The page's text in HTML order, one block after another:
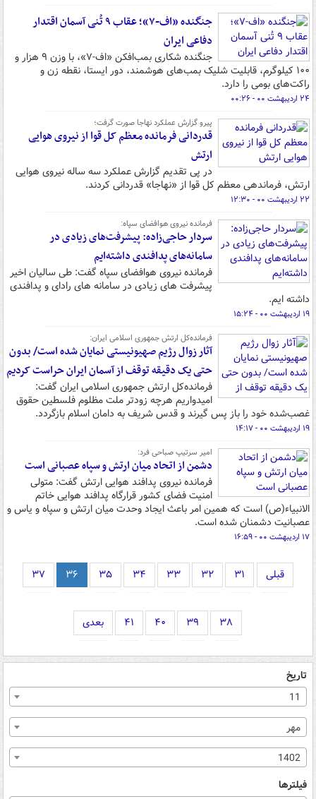
جنگنده «اف-۷»؛ عقاب ۹ تُنی آسمان اقتدار
دفاعی ایران
جنگنده شکاری بمب‌افکن «اف-۷»، با وزن ۹ هزار و
۱۰۰ کیلوگرم، قابلیت شلیک بمب‌های هوشمند، دور ایستا، نقطه زن و
راکت‌های بومی را دارد.
۲۴ اردیبهشت ۰۰ - ۰۰:۲۶
پیرو گزارش عملکرد نهاجا صورت گرفت؛
قدردانی فرمانده معظم کل قوا از نیروی هوایی
ارتش
در پی تقدیم گزارش عملکرد سه ساله نیروی هوایی
ارتش، فرماندهی معظم کل قوا از «نهاجا» قدردانی کردند.
۲۲ اردیبهشت ۰۰ - ۱۲:۳۰
فرمانده نیروی هوافضای سپاه:
سردار حاجی‌زاده: پیشرفت‌های زیادی در
سامانه‌های پدافندی داشته‌ایم
فرمانده نیروی هوافضای سپاه گفت: طی سالیان اخیر
پیشرفت های زیادی در سامانه های رادای و پدافندی
داشته ایم.
۱۹ اردیبهشت ۰۰ - ۱۵:۲۴
فرمانده‌کل ارتش جمهوری اسلامی ایران:
آثار زوال رژیم صهیونیستی نمایان شده است/ بدون
حتی یک دقیقه توقف از آسمان ایران حراست کردیم
فرمانده‌کل ارتش جمهوری اسلامی ایران گفت:
امیدواریم هرچه زودتر ملت مظلوم فلسطین حقوق
غصب‌شده خود را باز پس گیرند و قدس شریف به دامان اسلام بازگردد.
۱۹ اردیبهشت ۰۰ - ۱۴:۱۷
امیر سرتیپ صباحی فرد:
دشمن از اتحاد میان ارتش و سپاه عصبانی است
فرمانده نیروی پدافند هوایی ارتش گفت: متولی
امنیت فضای کشور قرارگاه پدافند هوایی خاتم
الانبیاء(ص) است که همین امر باعث ایجاد وحدت میان ارتش و سپاه و یاس و
عصبانیت دشمنان شده است.
۱۷ اردیبهشت ۰۰ - ۱۶:۵۹
قبلی ۳۱ ۳۲ ۳۳ ۳۴ ۳۵ ۳۶ ۳۷
۳۸ ۳۹ ۴۰ ۴۱ بعدی
تاریخ
11
مهر
1402
فیلترها